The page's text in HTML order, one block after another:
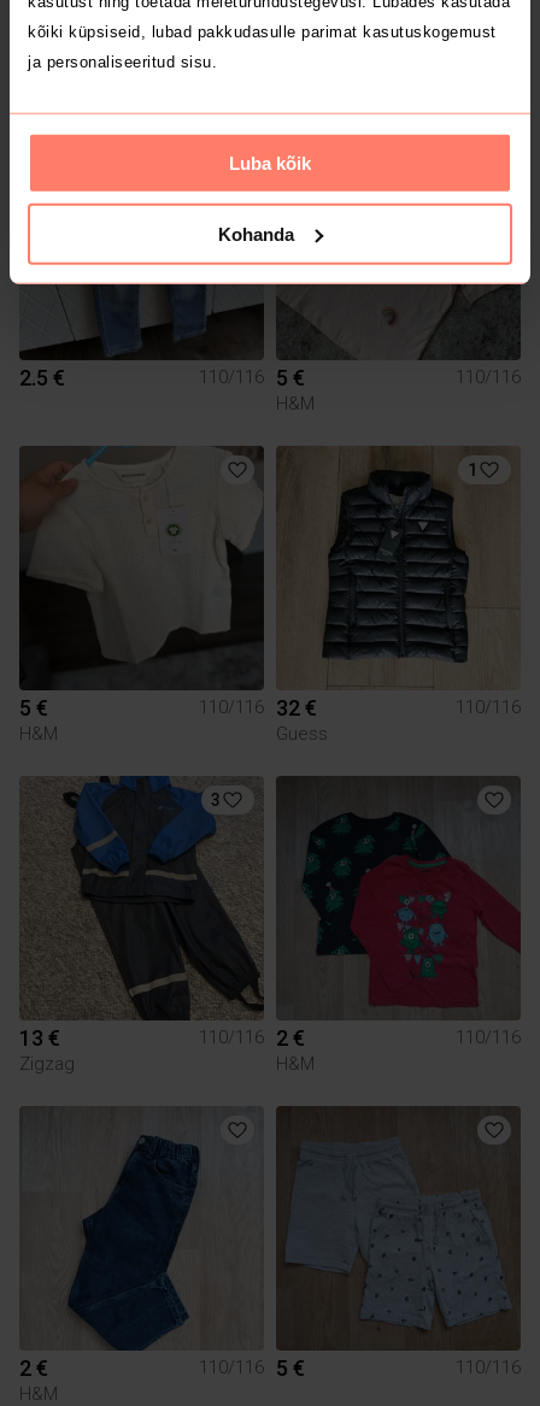
kõiki küpsiseid, lubad pakkudasulle parimat kasutuskogemust
ja personaliseeritud sisu.
Luba kõik
Kohanda
110/116
Mayoral
2.5 €
1
2.5 € 110/116
2
5 €
110/116
H&M
5 €
110/116
H&M
1
32 €
110/116
Guess
3
13 €
110/116
Zigzag
2 €
110/116
H&M
2 €
110/116
H&M
5 € 110/116